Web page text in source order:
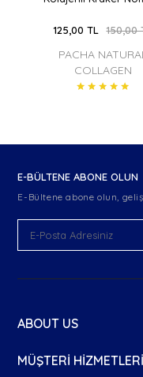
125,00 TL 150,00
PACHA
COLLAGEN
E-BÜLTENE ABONE OLUN
E-Bültene abone olun,
ABOUT US
About Us
MÜŞTERI HIZMETLERI